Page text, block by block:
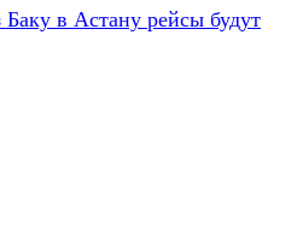
в Астану рейсы будут